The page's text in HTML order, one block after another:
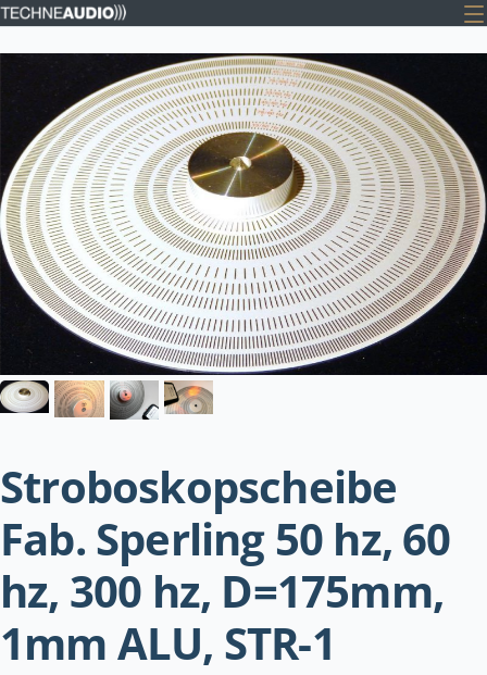
Stroboskopscheibe
Fab. Sperling 50 hz, 60
hz, 300 hz, D=175mm,
1mm ALU, STR-1